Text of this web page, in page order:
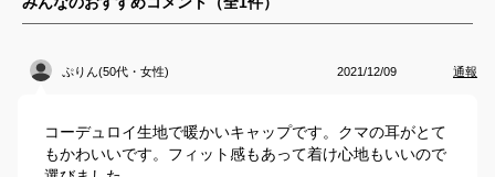
ぷりん(50代・女性) 2021/12/09 通報
コーデュロイ生地で暖かいキャップです。クマの耳がとて
もかわいいです。フィット感もあって着け心地もいいので